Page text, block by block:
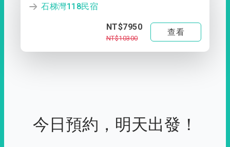
石梯灣118民宿
NT$7950
NT$10300
查看
今日預約，明天出發！